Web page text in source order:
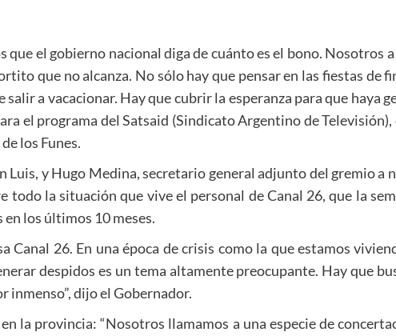
que el gobierno nacional diga de cuánto es el bono. Nosotros
que no alcanza. No sólo hay que pensar en las fiestas de
a vacacionar. Hay que cubrir la esperanza para que haya
el programa del Satsaid (Sindicato Argentino de Televisión),
los Funes.
Luis, y Hugo Medina, secretario general adjunto del gremio a
la situación que vive el personal de Canal 26, que la
los últimos 10 meses.
26. En una época de crisis como la que estamos
despidos es un tema altamente preocupante. Hay que
inmenso”, dijo el Gobernador.
la provincia: “Nosotros llamamos a una especie de